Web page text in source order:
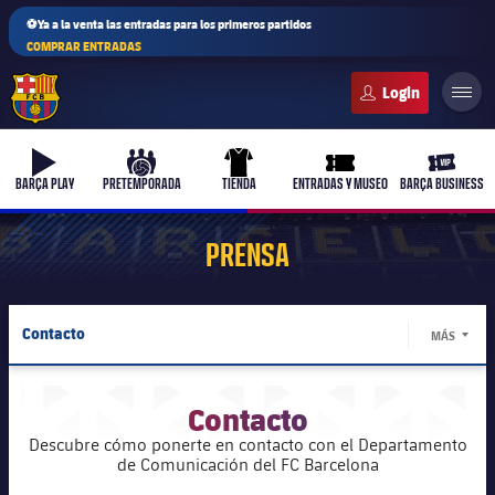
⚽Ya a la venta las entradas para los primeros partidos
COMPRAR ENTRADAS
b-play
BARÇA PLAY
culers-ball
PRETEMPORADA
uniform
TIENDA
ticket-full
ENTRADAS Y MUSEO
ticket-
BARÇA BUSINESS
PLUSICON
MÁS
Primer equipo
Actualidad
Barça Atlètic
plusicon
PRENSA
Contacto MÁS
Contacto
Descubre cómo ponerte en contacto con el Departamento
de Comunicación del FC Barcelona